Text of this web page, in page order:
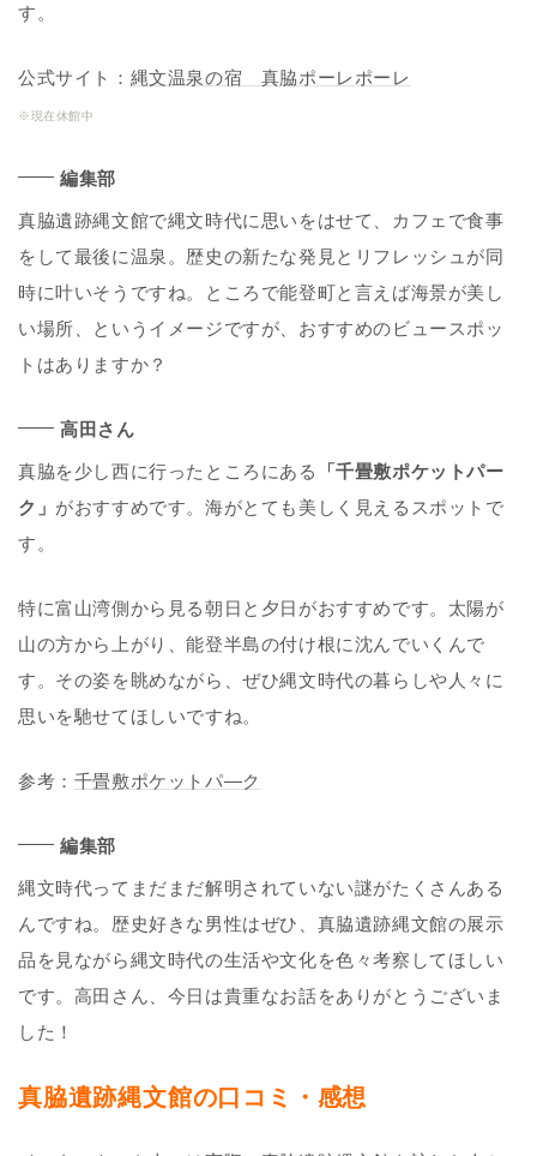
す。
公式サイト： 縄文温泉の宿 真脇ポーレポーレ
※現在休館中
編集部
真脇遺跡縄文館で縄文時代に思いをはせて、カフェで食事
をして最後に温泉。歴史の新たな発見とリフレッシュが同
時に叶いそうですね。ところで能登町と言えば海景が美し
い場所、というイメージですが、おすすめのビュースポッ
トはありますか？
高田さん
真脇を少し西に行ったところにある
「千畳敷ポケットパー
ク」 がおすすめです。海がとても美しく見えるスポットで
す。
特に富山湾側から見る朝日と夕日がおすすめです。太陽が
山の方から上がり、能登半島の付け根に沈んでいくんで
す。その姿を眺めながら、ぜひ縄文時代の暮らしや人々に
思いを馳せてほしいですね。
参考： 千畳敷ポケットパ―ク
編集部
縄文時代ってまだまだ解明されていない謎がたくさんある
んですね。歴史好きな男性はぜひ、真脇遺跡縄文館の展示
品を見ながら縄文時代の生活や文化を色々考察してほしい
です。高田さん、今日は貴重なお話をありがとうございま
した！
真脇遺跡縄文館の口コミ・感想